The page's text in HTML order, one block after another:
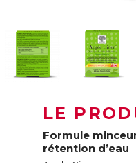
LE
Formule
rétention d’eau